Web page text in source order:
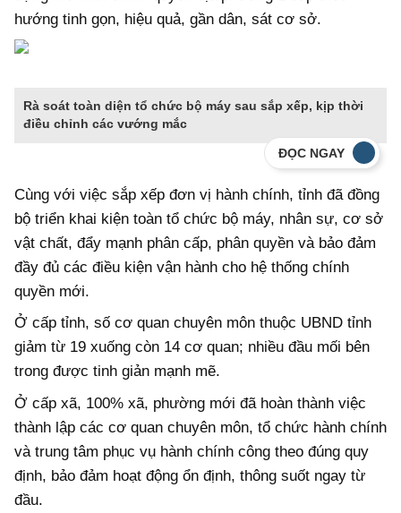
hướng tinh gọn, hiệu quả, gần dân, sát cơ sở.
Rà soát toàn diện tổ chức bộ máy sau sắp xếp, kịp thời
điều chỉnh các vướng mắc
ĐỌC NGAY
Cùng với việc sắp xếp đơn vị hành chính, tỉnh đã đồng
bộ triển khai kiện toàn tổ chức bộ máy, nhân sự, cơ sở
vật chất, đẩy mạnh phân cấp, phân quyền và bảo đảm
đầy đủ các điều kiện vận hành cho hệ thống chính
quyền mới.
Ở cấp tỉnh, số cơ quan chuyên môn thuộc UBND tỉnh
giảm từ 19 xuống còn 14 cơ quan; nhiều đầu mối bên
trong được tinh giản mạnh mẽ.
Ở cấp xã, 100% xã, phường mới đã hoàn thành việc
thành lập các cơ quan chuyên môn, tổ chức hành chính
và trung tâm phục vụ hành chính công theo đúng quy
định, bảo đảm hoạt động ổn định, thông suốt ngay từ
đầu.